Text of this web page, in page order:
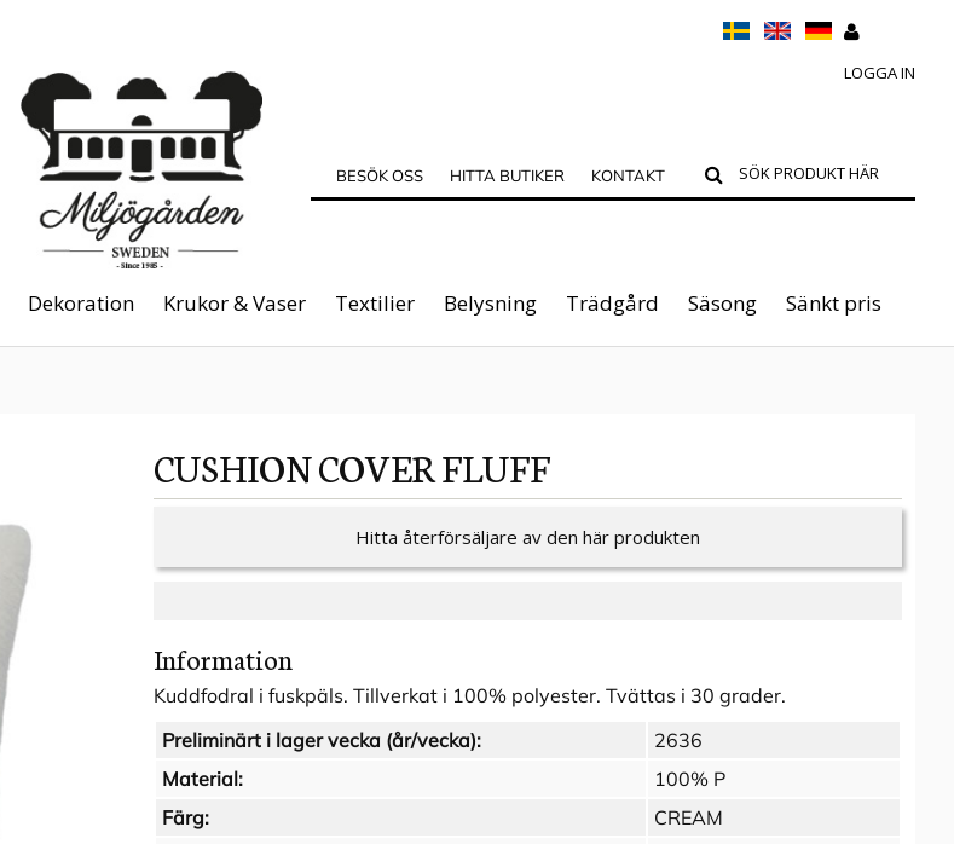
LOGGA IN
BESÖK OSS HITTA BUTIKER KONTAKT
Dekoration Krukor & Vaser Textilier Belysning Trädgård Säsong Sänkt pris
CUSHION COVER FLUFF
Hitta återförsäljare av den här produkten
Information
Kuddfodral i fuskpäls. Tillverkat i 100% polyester. Tvättas i 30 grader.
Preliminärt i lager vecka (år/vecka):
2636
Material:
100% P
Färg:
CREAM